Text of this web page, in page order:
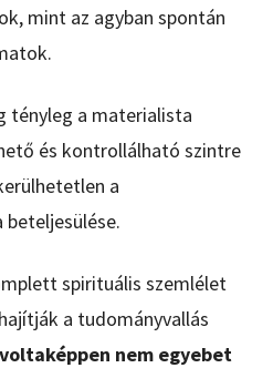
mint az agyban spontán
tényleg a materialista
és kontrollálható szintre
a
spirituális szemlélet
a tudományvallás
voltaképpen nem egyebet